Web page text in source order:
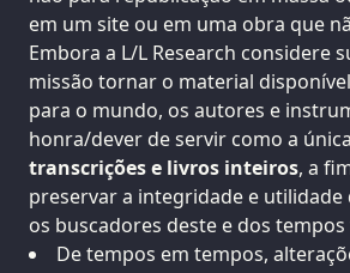
em um site ou em uma obra que
Embora a L/L Research considere
missão tornar o material
para o mundo, os autores e
honra/dever de servir como a
transcrições e livros inteiros, a
preservar a integridade e
os buscadores deste e dos
De tempos em tempos,